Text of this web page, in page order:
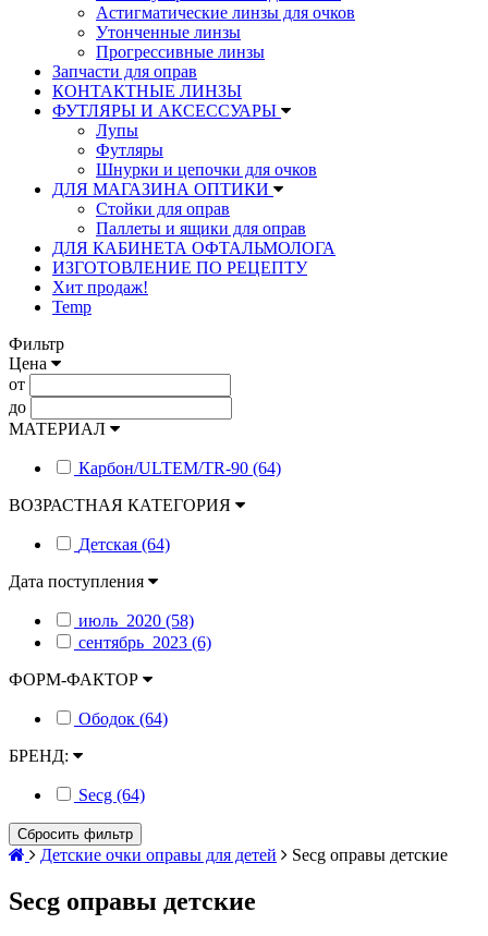
Астигматические линзы для очков
Утонченные линзы
Прогрессивные линзы
Запчасти для оправ
КОНТАКТНЫЕ ЛИНЗЫ
ФУТЛЯРЫ И АКСЕССУАРЫ
Лупы
Футляры
Шнурки и цепочки для очков
ДЛЯ МАГАЗИНА ОПТИКИ
Стойки для оправ
Паллеты и ящики для оправ
ДЛЯ КАБИНЕТА ОФТАЛЬМОЛОГА
ИЗГОТОВЛЕНИЕ ПО РЕЦЕПТУ
Хит продаж!
Temp
Фильтр
Цена
от
до
МАТЕРИАЛ
Карбон/ULTEM/TR-90 (64)
ВОЗРАСТНАЯ КАТЕГОРИЯ
Детская (64)
Дата поступления
июль_2020 (58)
сентябрь_2023 (6)
ФОРМ-ФАКТОР
Ободок (64)
БРЕНД:
Secg (64)
Сбросить фильтр
Детские очки оправы для детей Secg оправы детские
Secg оправы детские